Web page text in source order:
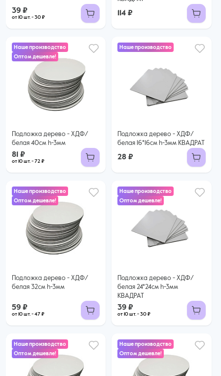
39 ₽
от 10 шт. - 30 ₽ 114 ₽
Наше производство
Оптом дешевле!
Подложка дерево - ХДФ/
белая 40см h-3мм
81 ₽
от 10 шт. - 72 ₽
81 ₽
72 ₽ за шт. при заказе от 10 шт.
Купить оптом
Наше производство
Подложка дерево - ХДФ/
белая 16*16см h-3мм КВАДРАТ
28 ₽
Наше производство
Оптом дешевле!
Подложка дерево - ХДФ/
белая 32см h-3мм
59 ₽
от 10 шт. - 47 ₽
59 ₽
47 ₽ за шт. при заказе от 10 шт.
Купить оптом
Наше производство
Оптом дешевле!
Подложка дерево - ХДФ/
белая 24*24см h-3мм
КВАДРАТ
39 ₽
от 10 шт. - 30 ₽
39 ₽
30 ₽ за шт. при заказе от 10 шт.
Купить оптом
Наше производство
Оптом дешевле!
Наше производство
Оптом дешевле!